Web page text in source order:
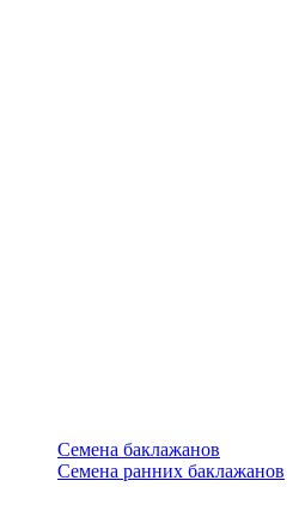
Семена баклажанов
Семена ранних баклажанов